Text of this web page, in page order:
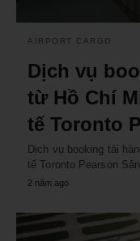
AIRPORT CARGO
Dịch vụ
từ Hồ Chí
tế Toronto
Dịch vụ booking tải
tế Toronto Pearson
2 năm ago